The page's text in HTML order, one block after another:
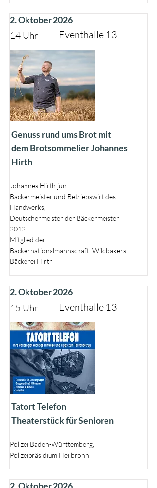
2. Oktober 2026
14 Uhr Eventhalle 13
Genuss rund ums Brot mit
dem Brotsommelier Johannes
Hirth
Johannes Hirth jun.
Bäckermeister und Betriebswirt des
Handwerks,
Deutschermeister der Bäckermeister
2012,
Mitglied der
Bäckernationalmannschaft, Wildbakers,
Bäckerei Hirth
2. Oktober 2026
15 Uhr Eventhalle 13
Tatort Telefon
Theaterstück für Senioren
Polizei Baden-Württemberg,
Polizeipräsidium Heilbronn
2. Oktober 2026